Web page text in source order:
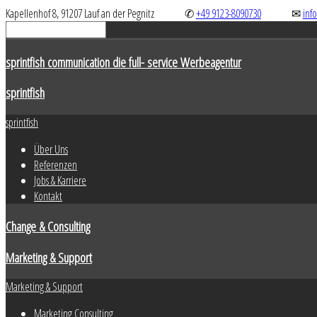
Kapellenhof 8, 91207 Lauf an der Pegnitz ✆+49 9123-8090730 ✉
sprintfish communication die full- service Werbeagentur
sprintfish
sprintfish
Über Uns
Referenzen
Jobs & Karriere
Kontakt
Change & Consulting
Marketing & Support
Marketing & Support
Marketing Consulting